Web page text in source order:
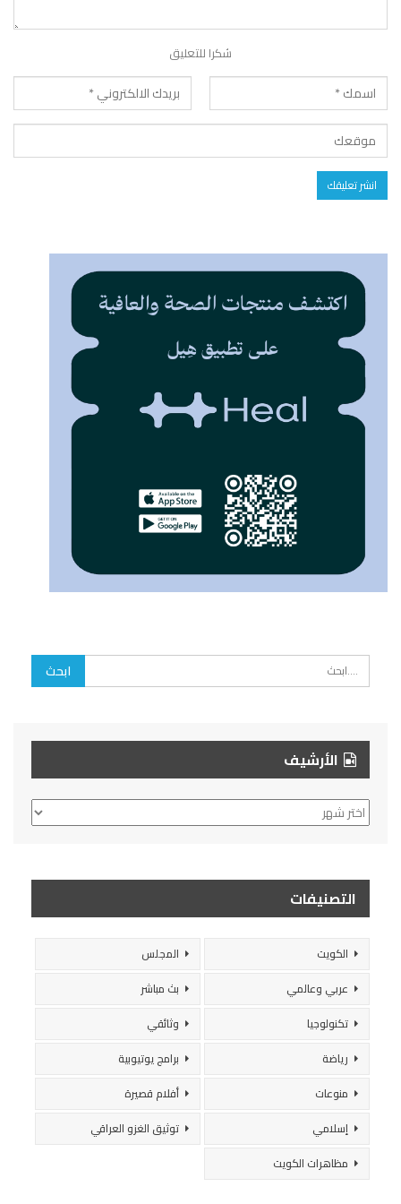
شكرا للتعليق
الأرشيف
الأرشيف
التصنيفات
الكويت
المجلس
عربي وعالمي
بث مباشر
تكنولوجيا
وثائقي
رياضة
برامج يوتيوبية
منوعات
أفلام قصيرة
إسلامي
توثيق الغزو العراقي
مظاهرات الكويت